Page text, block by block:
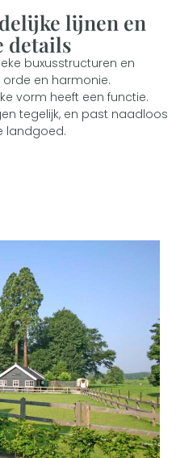
lijnen en
details
buxusstructuren en
en harmonie.
vorm heeft een functie.
tegelijk, en past naadloos
landgoed.